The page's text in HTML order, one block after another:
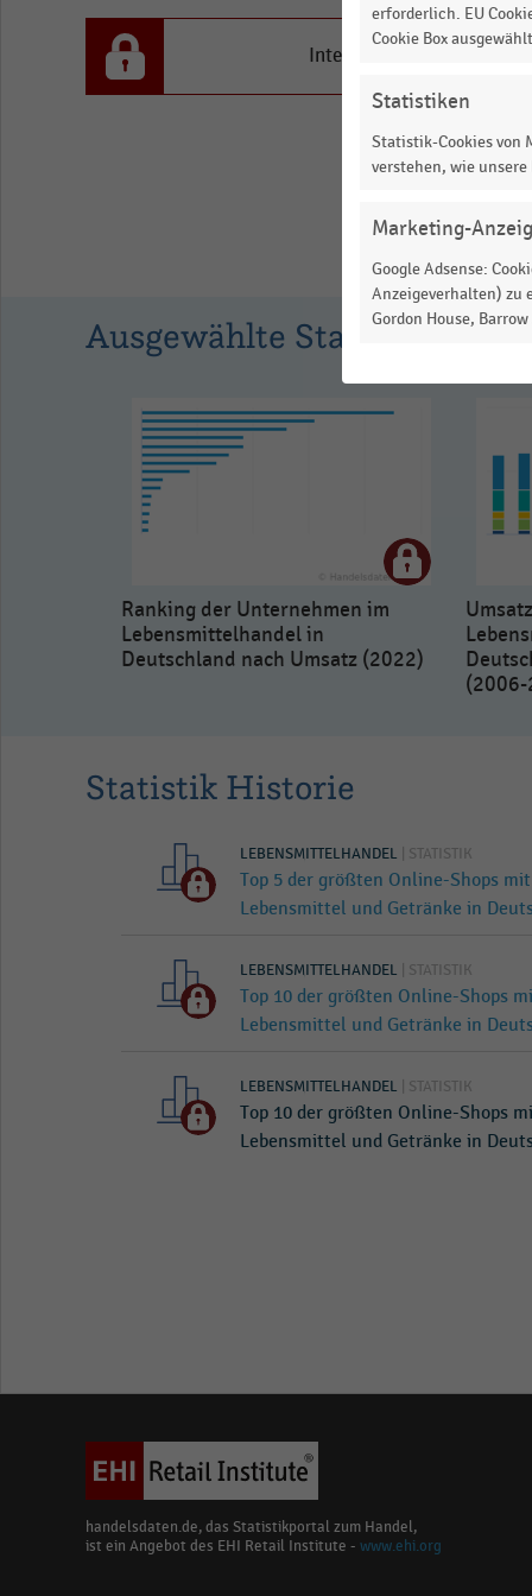
Interesse an den
Ausgewählte Statistiken
Ranking der Unternehmen im
Lebensmittelhandel in
Deutschland nach Umsatz (2022)
Statistik Historie
LEBENSMITTELHANDEL | STATISTIK
Top 5 der größten Online-Shops
Lebensmittel und Getränke in
LEBENSMITTELHANDEL | STATISTIK
Top 10 der größten Online-Shops
Lebensmittel und Getränke in
LEBENSMITTELHANDEL | STATISTIK
Top 10 der größten Online-Shops
Lebensmittel und Getränke in
handelsdaten.de, das Statistikportal zum Handel,
ist ein Angebot des EHI Retail Institute - www.ehi.org
erforderlich. EU
Cookie Box
Statistiken
Statistik-Cookies von
verstehen, wie
Marketing-
Google Adsense:
Anzeigeverhalten) zu
Gordon House,